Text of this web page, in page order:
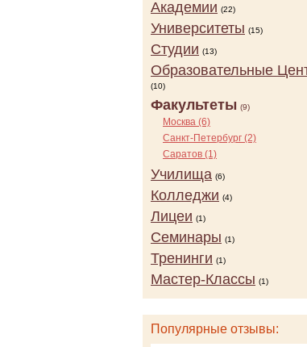
Академии (22)
Университеты (15)
Студии (13)
Образовательные
(10)
Факультеты (9)
Москва (6)
Санкт-Петербург (2)
Саратов (1)
Училища (6)
Колледжи (4)
Лицеи (1)
Семинары (1)
Тренинги (1)
Мастер-Классы (1)
Популярные отзывы: